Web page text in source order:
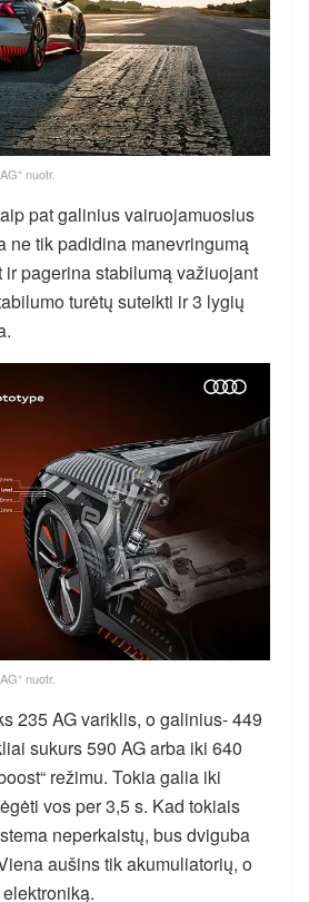
nuotr.
pat galinius vairuojamuosius
ne tik padidina manevringumą
pagerina stabilumą važiuojant
turėtų suteikti ir 3 lygių
nuotr.
235 AG variklis, o galinius- 449
sukurs 590 AG arba iki 640
režimu. Tokia galia iki
vos per 3,5 s. Kad tokiais
neperkaistų, bus dviguba
aušins tik akumuliatorių, o